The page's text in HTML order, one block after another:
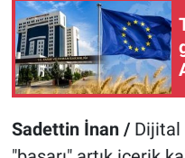
Sadettin İnan / Dijital